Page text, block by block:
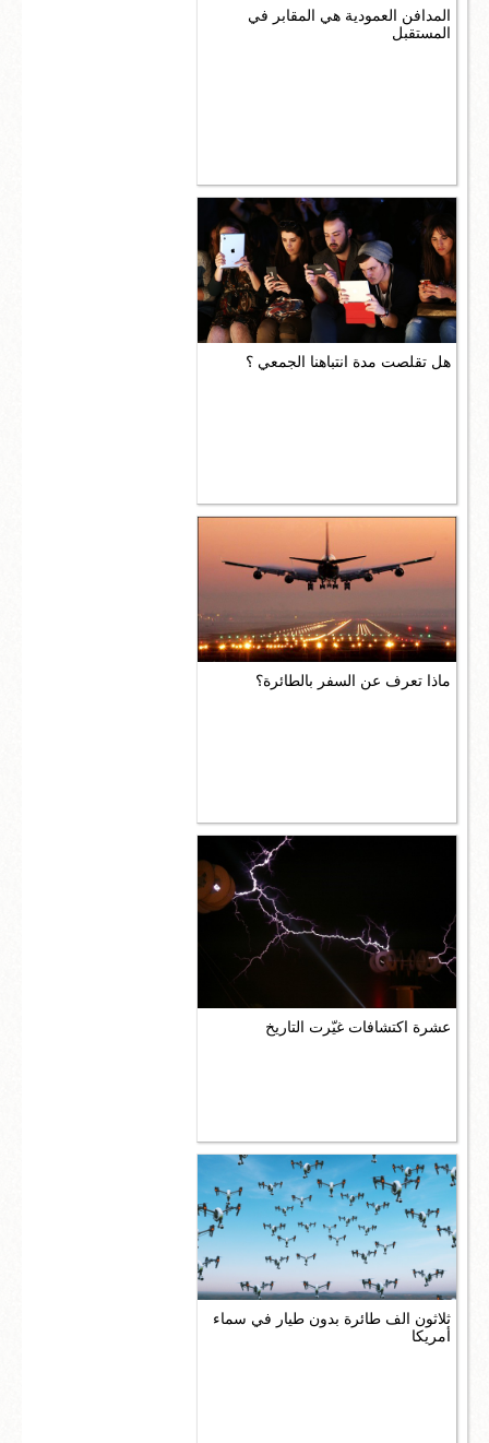
المدافن العمودية هي المقابر في
المستقبل
هل تقلصت مدة انتباهنا الجمعي ؟
ماذا تعرف عن السفر بالطائرة؟
عشرة اكتشافات غيّرت التاريخ
ثلاثون الف طائرة بدون طيار في سماء
أمريكا